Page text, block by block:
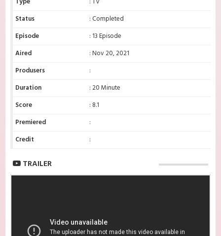
Status
: Completed
Episode
: 13 Episode
Aired
: Nov 20, 2021
Produsers
:
Duration
: 20 Minute
Score
: 8.1
Premiered
:
Credit
:
TRAILER